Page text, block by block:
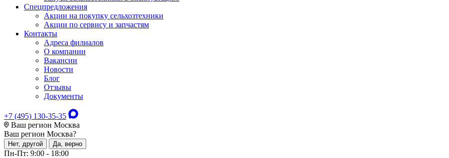
Спецпредложения
Акции на покупку сельхозтехники
Акции по сервису и запчастям
Контакты
Адреса филиалов
О компании
Вакансии
Новости
Блог
Отзывы
Документы
+7 (495) 130-35-35
Ваш регион Москва
Ваш регион Москва?
Нет, другой Да, верно
Пн-Пт: 9:00 - 18:00